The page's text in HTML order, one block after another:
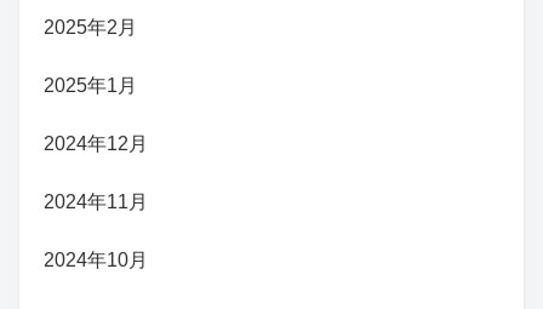
2025年2月
2025年1月
2024年12月
2024年11月
2024年10月